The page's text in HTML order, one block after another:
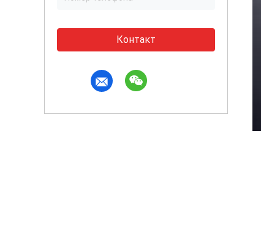
Контакт